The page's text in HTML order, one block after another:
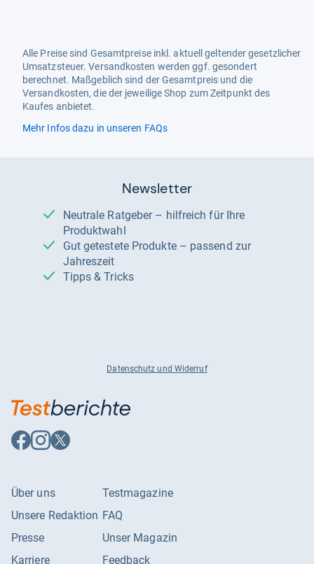
Alle Preise sind Gesamtpreise inkl. aktuell geltender gesetzlicher
Umsatzsteuer. Versandkosten werden ggf. gesondert
berechnet. Maßgeblich sind der Gesamtpreis und die
Versandkosten, die der jeweilige Shop zum Zeitpunkt des
Kaufes anbietet.
Mehr Infos dazu in unseren FAQs
Newsletter
Neutrale Ratgeber – hilfreich für Ihre
Produktwahl
Gut getestete Produkte – passend zur
Jahreszeit
Tipps & Tricks
Datenschutz und Widerruf
Auf
Facebook
Auf
Instagram
Auf
X
Über uns
Unsere Redaktion
Presse
Karriere
Testmagazine
FAQ
Unser Magazin
Feedback